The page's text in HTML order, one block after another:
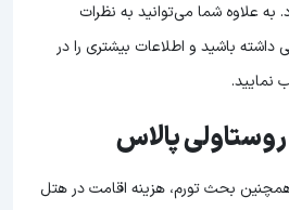
علاوه شما می‌توانید به نظرات
باشید و اطلاعات بیشتری را در
نمایید.
پالاس
بحث تورم، هزینه اقامت در هتل